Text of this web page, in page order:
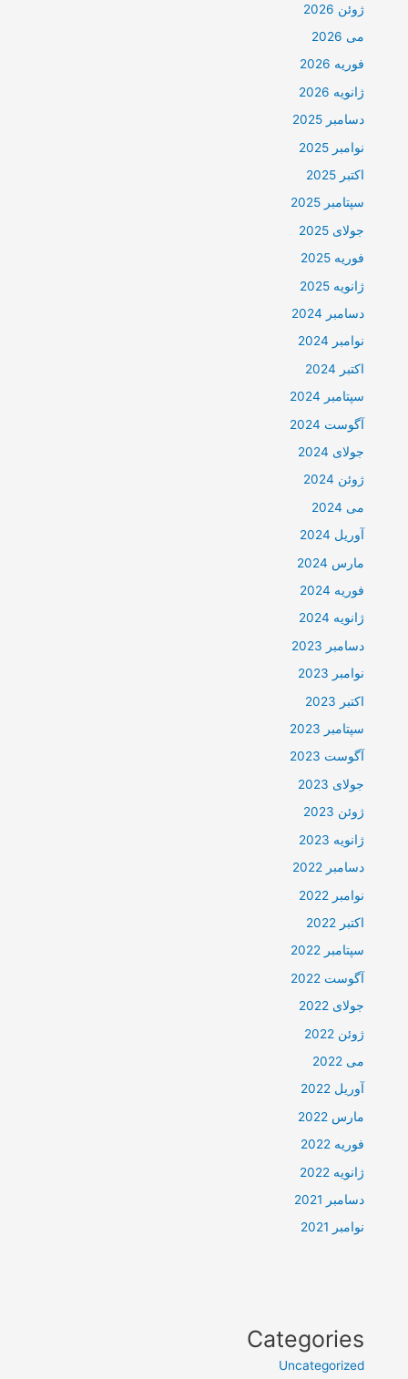
ژوئن 2026
می 2026
فوریه 2026
ژانویه 2026
دسامبر 2025
نوامبر 2025
اکتبر 2025
سپتامبر 2025
جولای 2025
فوریه 2025
ژانویه 2025
دسامبر 2024
نوامبر 2024
اکتبر 2024
سپتامبر 2024
آگوست 2024
جولای 2024
ژوئن 2024
می 2024
آوریل 2024
مارس 2024
فوریه 2024
ژانویه 2024
دسامبر 2023
نوامبر 2023
اکتبر 2023
سپتامبر 2023
آگوست 2023
جولای 2023
ژوئن 2023
ژانویه 2023
دسامبر 2022
نوامبر 2022
اکتبر 2022
سپتامبر 2022
آگوست 2022
جولای 2022
ژوئن 2022
می 2022
آوریل 2022
مارس 2022
فوریه 2022
ژانویه 2022
دسامبر 2021
نوامبر 2021
Categories
Uncategorized